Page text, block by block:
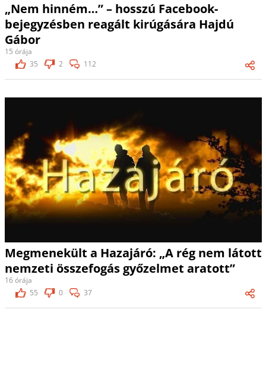
„Nem hinném…” – hosszú Facebook-
bejegyzésben reagált kirúgására Hajdú
Gábor
15 órája
35
2 112
Megmenekült a Hazajáró: „A rég nem látott
nemzeti összefogás győzelmet aratott”
16 órája
55
0 37